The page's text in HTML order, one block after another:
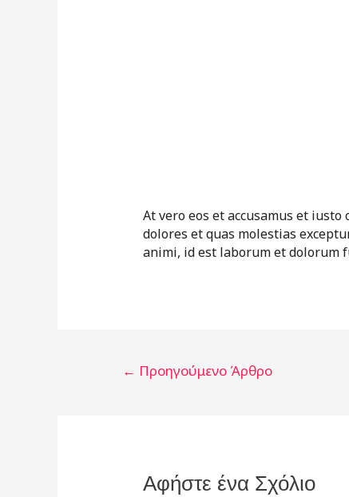
At vero eos et accusamus et
dolores et quas molestias
animi, id est laborum et dolorum
Πλοήγηση
άρθρων
← Προηγούμενο Άρθρο
Αφήστε ένα Σχόλιο